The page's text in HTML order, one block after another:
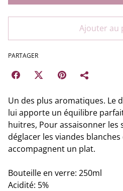
Ajouter au
PARTAGER
Un des plus aromatiques. Le
lui apporte un équilibre
huitres, Pour assaisonner les
déglacer les viandes
accompagnent un plat.
Bouteille en verre: 250ml
Acidité: 5%